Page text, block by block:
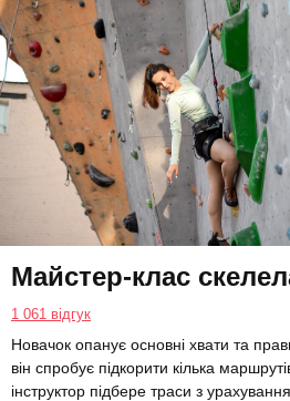
Майстер-клас
1 061 відгук
Новачок опанує основні хвати та
він спробує підкорити кілька
інструктор підбере траси з